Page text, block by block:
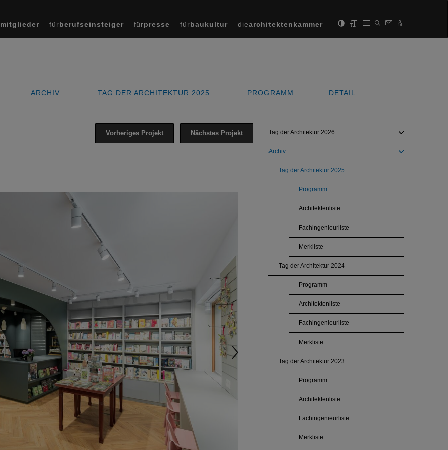
mitglieder fürberufseinsteiger fürpresse fürbaukultur diearchitektenkammer
ARCHIV TAG DER ARCHITEKTUR 2025 PROGRAMM DETAIL
Nächstes Projekt
Vorheriges Projekt Tag der Architektur 2026
Archiv
Tag der Architektur 2025
Programm
Architektenliste
Fachingenieurliste
Merkliste
Tag der Architektur 2024
Programm
Architektenliste
Fachingenieurliste
Merkliste
Tag der Architektur 2023
Programm
Architektenliste
Fachingenieurliste
Merkliste